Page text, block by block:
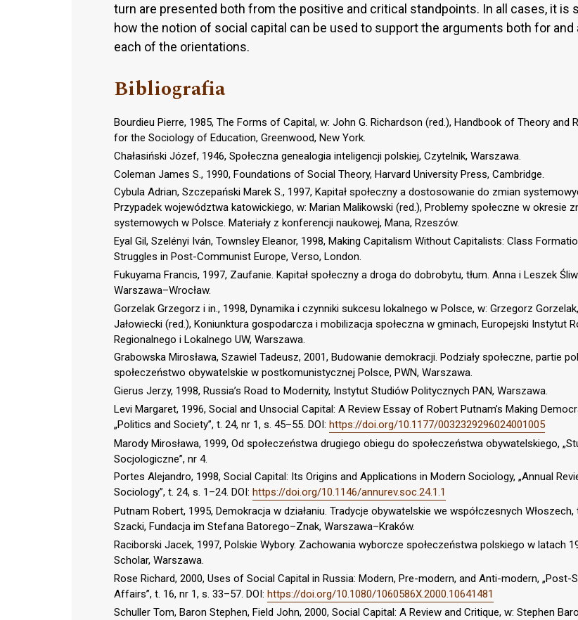
turn are presented both from the positive and critical standpoints. In all cases, it is
how the notion of social capital can be used to support the arguments both for and
each of the orientations.
Bibliografia
Bourdieu Pierre, 1985, The Forms of Capital, w: John G. Richardson (red.), Handbook of Theory and
for the Sociology of Education, Greenwood, New York.
Chałasiński Józef, 1946, Społeczna genealogia inteligencji polskiej, Czytelnik, Warszawa.
Coleman James S., 1990, Foundations of Social Theory, Harvard University Press, Cambridge.
Cybula Adrian, Szczepański Marek S., 1997, Kapitał społeczny a dostosowanie do zmian
Przypadek województwa katowickiego, w: Marian Malikowski (red.), Problemy społeczne w okresie
systemowych w Polsce. Materiały z konferencji naukowej, Mana, Rzeszów.
Eyal Gil, Szelényi Iván, Townsley Eleanor, 1998, Making Capitalism Without Capitalists: Class
Struggles in Post-Communist Europe, Verso, London.
Fukuyama Francis, 1997, Zaufanie. Kapitał społeczny a droga do dobrobytu, tłum. Anna i Leszek
Warszawa–Wrocław.
Gorzelak Grzegorz i in., 1998, Dynamika i czynniki sukcesu lokalnego w Polsce, w: Grzegorz
Jałowiecki (red.), Koniunktura gospodarcza i mobilizacja społeczna w gminach, Europejski Instytut
Regionalnego i Lokalnego UW, Warszawa.
Grabowska Mirosława, Szawiel Tadeusz, 2001, Budowanie demokracji. Podziały społeczne, partie
społeczeństwo obywatelskie w postkomunistycznej Polsce, PWN, Warszawa.
Gierus Jerzy, 1998, Russia’s Road to Modernity, Instytut Studiów Politycznych PAN, Warszawa.
Levi Margaret, 1996, Social and Unsocial Capital: A Review Essay of Robert Putnam’s Making
„Politics and Society”, t. 24, nr 1, s. 45–55. DOI: https://doi.org/10.1177/0032329296024001005
Marody Mirosława, 1999, Od społeczeństwa drugiego obiegu do społeczeństwa obywatelskiego,
Socjologiczne”, nr 4.
Portes Alejandro, 1998, Social Capital: Its Origins and Applications in Modern Sociology, „Annual
Sociology”, t. 24, s. 1–24. DOI: https://doi.org/10.1146/annurev.soc.24.1.1
Putnam Robert, 1995, Demokracja w działaniu. Tradycje obywatelskie we współczesnych Włoszech,
Szacki, Fundacja im Stefana Batorego–Znak, Warszawa–Kraków.
Raciborski Jacek, 1997, Polskie Wybory. Zachowania wyborcze społeczeństwa polskiego w latach
Scholar, Warszawa.
Rose Richard, 2000, Uses of Social Capital in Russia: Modern, Pre-modern, and Anti-modern, „Post-
Affairs”, t. 16, nr 1, s. 33–57. DOI: https://doi.org/10.1080/1060586X.2000.10641481
Schuller Tom, Baron Stephen, Field John, 2000, Social Capital: A Review and Critique, w: Stephen